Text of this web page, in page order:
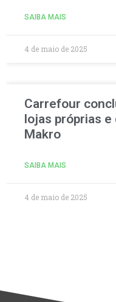
SAIBA MAIS
4 de maio de 2025
Carrefour
lojas próprias
Makro
SAIBA MAIS
4 de maio de 2025